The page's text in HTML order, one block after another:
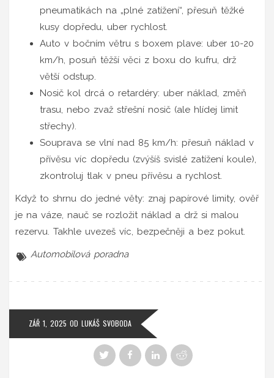
pneumatikách na „plné zatížení“, přesuň těžké
kusy dopředu, uber rychlost.
Auto v bočním větru s boxem plave: uber 10-20
km/h, posuň těžší věci z boxu do kufru, drž
větší odstup.
Nosič kol drcá o retardéry: uber náklad, změň
trasu, nebo zvaž střešní nosič (ale hlídej limit
střechy).
Souprava se vlní nad 85 km/h: přesuň náklad v
přívěsu víc dopředu (zvýšíš svislé zatížení koule),
zkontroluj tlak v pneu přívěsu a rychlost.
Když to shrnu do jedné věty: znaj papírové limity, ověř
je na váze, nauč se rozložit náklad a drž si malou
rezervu. Takhle uvezeš víc, bezpečněji a bez pokut.
Automobilová poradna
ZÁŘ 1, 2025 OD LUKÁŠ SVOBODA